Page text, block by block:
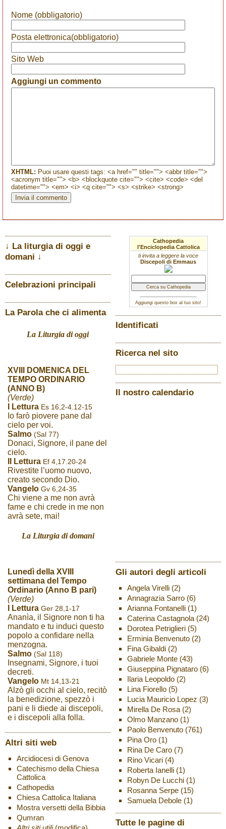
Nome (obbligatorio)
Posta elettronica(obbligatorio)
Sito Web
Aggiungi un commento
XHTML: Puoi usare questi tags: <a href="" title=""> <abbr title="">
<acronym title=""> <b> <blockquote cite=""> <cite> <code> <del
datetime=""> <em> <i> <q cite=""> <s> <strike> <strong>
↓ La liturgia di oggi e
domani ↓
Celebrazioni principali
La Parola che ci alimenta
La Liturgia di oggi
XVIII DOMENICA DEL
TEMPO ORDINARIO
(ANNO B)
(Verde)
I Lettura Es 16,2-4.12-15
Io farò piovere pane dal
cielo per voi.
Salmo (Sal 77)
Donaci, Signore, il pane del
cielo.
II Lettura Ef 4,17.20-24
Rivestite l’uomo nuovo,
creato secondo Dio.
Vangelo Gv 6,24-35
Chi viene a me non avrà
fame e chi crede in me non
avrà sete, mai!
La Liturgia di domani
Lunedì della XVIII
settimana del Tempo
Ordinario (Anno B pari)
(Verde)
I Lettura Ger 28,1-17
Ananìa, il Signore non ti ha
mandato e tu induci questo
popolo a confidare nella
menzogna.
Salmo (Sal 118)
Insegnami, Signore, i tuoi
decreti.
Vangelo Mt 14,13-21
Alzò gli occhi al cielo, recitò
la benedizione, spezzò i
pani e li diede ai discepoli,
e i discepoli alla folla.
Altri siti web
Arcidiocesi di Genova
Catechismo della Chiesa
Cattolica
Cathopedia
Chiesa Cattolica Italiana
Mostra versetti della Bibbia
Qumran
Cathopedia
l'Enciclopedia Cattolica
ti invita a leggere la voce
Discepoli di Emmaus
Aggiungi questo box al tuo sito!
Identificati
Ricerca nel sito
Il nostro calendario
Gli autori degli articoli
Angela Virelli(2)
Annagrazia Sarro(6)
Arianna Fontanelli(1)
Caterina Castagnola(24)
Dorotea Petriglieri(5)
Erminia Benvenuto(2)
Fina Gibaldi(2)
Gabriele Monte(43)
Giuseppina Pignataro(6)
Ilaria Leopoldo(2)
Lina Fiorello(5)
Lucia Mauricio Lopez (3)
Mirella De Rosa(2)
Olmo Manzano(1)
Paolo Benvenuto(761)
Pina Oro(1)
Rina De Caro(7)
Rino Vicari(4)
Roberta Ianelli(1)
Robyn De Lucchi(1)
Rosanna Serpe(15)
Samuela Debole(1)
Tutte le pagine di